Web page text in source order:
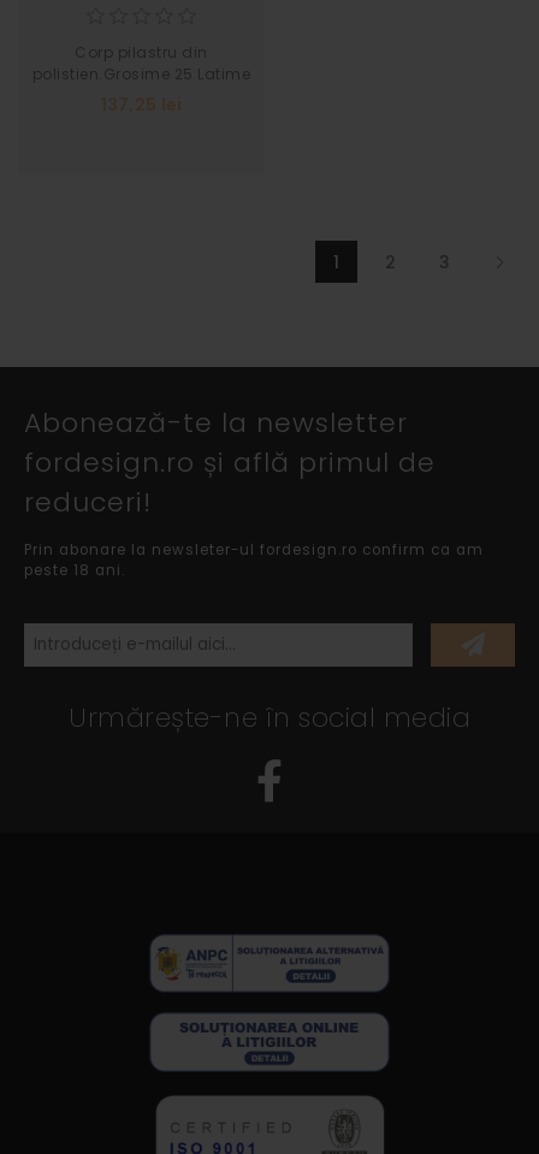
Corp pilastru din
polistien.Grosime 25 Latime
345
137,25 lei
1 2 3
Abonează-te la newsletter
fordesign.ro și află primul de
reduceri!
Prin abonare la newsleter-ul fordesign.ro confirm ca am
peste 18 ani.
Urmărește-ne în social media